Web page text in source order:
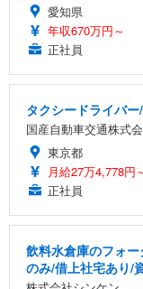
愛知県
年収670万円～
正社員
タクシードライバ
国産自動車交通株式
東京都
月給27万4,778円
正社員
飲料水倉庫のフォ
のみ/借上社宅あり/